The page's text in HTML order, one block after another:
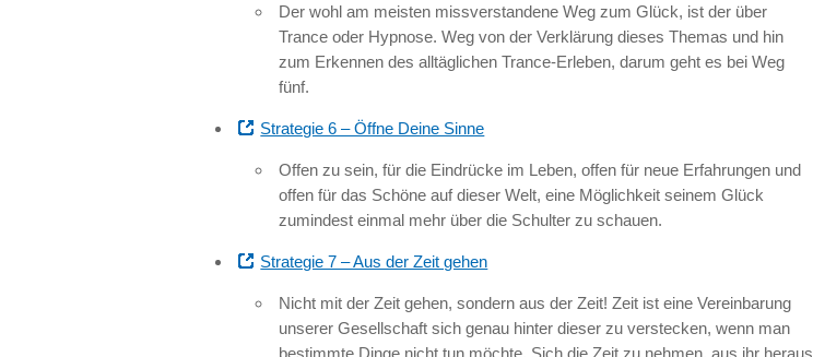
Der wohl am meisten missverstandene Weg zum Glück, ist der über
Trance oder Hypnose. Weg von der Verklärung dieses Themas und hin
zum Erkennen des alltäglichen Trance-Erleben, darum geht es bei Weg
fünf.
Strategie 6 – Öffne Deine Sinne
Offen zu sein, für die Eindrücke im Leben, offen für neue Erfahrungen und
offen für das Schöne auf dieser Welt, eine Möglichkeit seinem Glück
zumindest einmal mehr über die Schulter zu schauen.
Strategie 7 – Aus der Zeit gehen
Nicht mit der Zeit gehen, sondern aus der Zeit! Zeit ist eine Vereinbarung
unserer Gesellschaft sich genau hinter dieser zu verstecken, wenn man
bestimmte Dinge nicht tun möchte. Sich die Zeit zu nehmen, aus ihr heraus